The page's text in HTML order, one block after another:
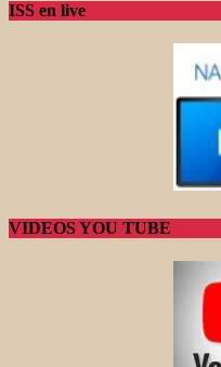
ISS en live
VIDEOS YOU TUBE